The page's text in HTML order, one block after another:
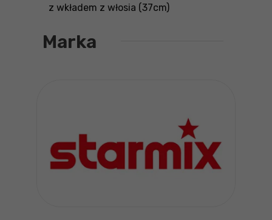
z wkładem z włosia (37cm)
Marka